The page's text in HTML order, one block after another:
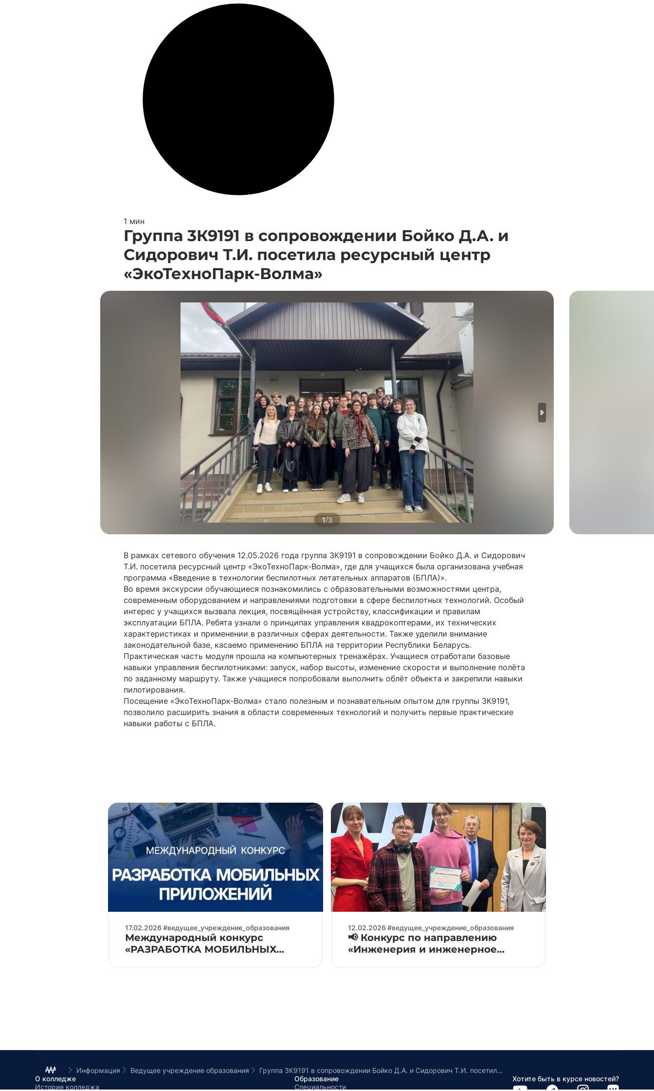
1 мин
Группа 3К9191 в сопровождении Бойко Д.А. и
Сидорович Т.И. посетила ресурсный центр
«ЭкоТехноПарк-Волма»
1/3
В рамках сетевого обучения 12.05.2026 года группа 3К9191 в сопровождении Бойко Д.А. и Сидорович
Т.И. посетила ресурсный центр «ЭкоТехноПарк-Волма», где для учащихся была организована учебная
программа «Введение в технологии беспилотных летательных аппаратов (БПЛА)».
Во время экскурсии обучающиеся познакомились с образовательными возможностями центра,
современным оборудованием и направлениями подготовки в сфере беспилотных технологий. Особый
интерес у учащихся вызвала лекция, посвящённая устройству, классификации и правилам
эксплуатации БПЛА. Ребята узнали о принципах управления квадрокоптерами, их технических
характеристиках и применении в различных сферах деятельности. Также уделили внимание
законодательной базе, касаемо применению БПЛА на территории Республики Беларусь.
Практическая часть модуля прошла на компьютерных тренажёрах. Учащиеся отработали базовые
навыки управления беспилотниками: запуск, набор высоты, изменение скорости и выполнение полёта
по заданному маршруту. Также учащиеся попробовали выполнить облёт объекта и закрепили навыки
пилотирования.
Посещение «ЭкоТехноПарк-Волма» стало полезным и познавательным опытом для группы 3К9191,
позволило расширить знания в области современных технологий и получить первые практические
навыки работы с БПЛА.
17.02.2026 #ведущее_учреждение_образования
Международный конкурс
«РАЗРАБОТКА МОБИЛЬНЫХ
12.02.2026 #ведущее_учреждение_образования
📢 Конкурс по направлению
«Инженерия и инженерное
Информация Ведущее учреждение образования
Группа 3К9191 в сопровождении Бойко Д.А. и Сидорович Т.И. посетила ресурсный центр «ЭкоТехноПарк-Волма»
О колледже
История колледжа
Образование
Специальности
Хотите быть в курсе новостей?